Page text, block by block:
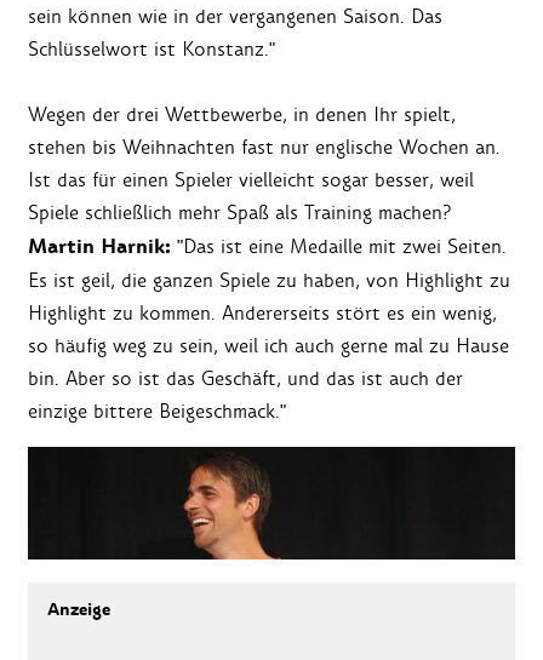
sein können wie in der vergangenen Saison. Das
Schlüsselwort ist Konstanz."
Wegen der drei Wettbewerbe, in denen Ihr spielt,
stehen bis Weihnachten fast nur englische Wochen an.
Ist das für einen Spieler vielleicht sogar besser, weil
Spiele schließlich mehr Spaß als Training machen?
Martin Harnik: "Das ist eine Medaille mit zwei Seiten.
Es ist geil, die ganzen Spiele zu haben, von Highlight zu
Highlight zu kommen. Andererseits stört es ein wenig,
so häufig weg zu sein, weil ich auch gerne mal zu Hause
bin. Aber so ist das Geschäft, und das ist auch der
einzige bittere Beigeschmack."